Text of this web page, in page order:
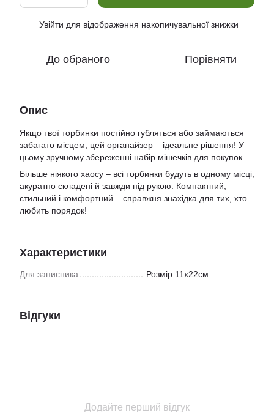
Увійти для відображення накопичувальної знижки
До обраного Порівняти
Опис
Якщо твої торбинки постійно губляться або займаються
забагато місцем, цей органайзер – ідеальне рішення! У
цьому зручному збереженні набір мішечків для покупок.
Більше ніякого хаосу – всі торбинки будуть в одному місці,
акуратно складені й завжди під рукою. Компактний,
стильний і комфортний – справжня знахідка для тих, хто
любить порядок!
Характеристики
Для записника Розмір 11х22см
Відгуки
Додайте перший відгук